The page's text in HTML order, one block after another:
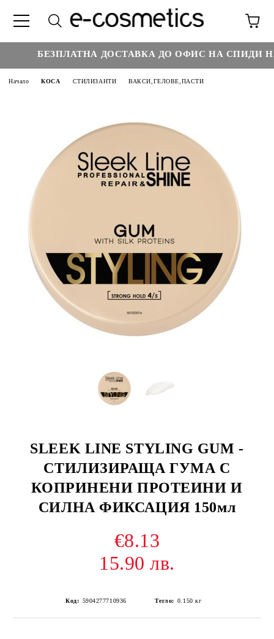
БЕЗПЛАТНА ДОСТАВКА ДО ОФИС НА СПИДИ
Начало КОСА СТИЛИЗАНТИ ВАКСИ,ГЕЛОВЕ,ПАСТИ
SLEEK LINE STYLING GUM -
СТИЛИЗИРАЩА ГУМА С
КОПРИНЕНИ ПРОТЕИНИ И
СИЛНА ФИКСАЦИЯ 150мл
€8.13
15.90 лв.
Код: 5904277710936 Тегло: 0.150 кг